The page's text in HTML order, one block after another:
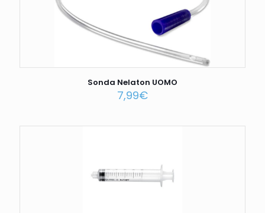
Sonda Nelaton UOMO
7,99€